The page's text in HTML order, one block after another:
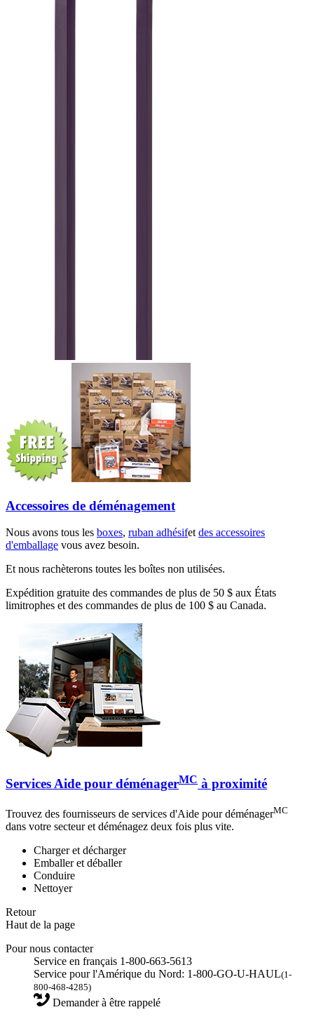
Accessoires de déménagement
Nous avons tous les boxes, ruban adhésifet des accessoires
d'emballage vous avez besoin.
Et nous rachèterons toutes les boîtes non utilisées.
Expédition gratuite des commandes de plus de 50 $ aux États
limitrophes et des commandes de plus de 100 $ au Canada.
Services Aide pour déménagerMC à proximité
Trouvez des fournisseurs de services d'Aide pour déménagerMC
dans votre secteur et déménagez deux fois plus vite.
Charger et décharger
Emballer et déballer
Conduire
Nettoyer
Retour
Haut de la page
Pour nous contacter
Service en français 1-800-663-5613
Service pour l'Amérique du Nord: 1-800-GO-U-HAUL(1-
800-468-4285)
Demander à être rappelé